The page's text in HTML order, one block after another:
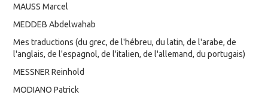
MAUSS Marcel
MEDDEB Abdelwahab
Mes traductions (du grec, de l'hébreu, du latin, de l'arabe, de
l'anglais, de l'espagnol, de l'italien, de l'allemand, du portugais)
MESSNER Reinhold
MODIANO Patrick